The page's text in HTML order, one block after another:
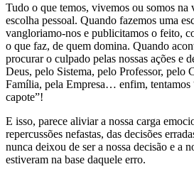
Tudo o que temos, vivemos ou somos na
escolha pessoal. Quando fazemos uma
vangloriamo-nos e publicitamos o feito,
o que faz, de quem domina. Quando
procurar o culpado pelas nossas ações e
Deus, pelo Sistema, pelo Professor, pelo
Família, pela Empresa… enfim, tentamos
capote”!
E isso, parece aliviar a nossa carga
repercussões nefastas, das decisões
nunca deixou de ser a nossa decisão e a
estiveram na base daquele erro.